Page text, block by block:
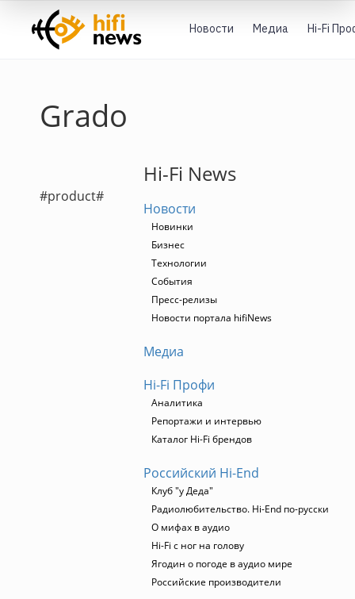
Новости Медиа Hi-Fi
Grado
#product#
Hi-Fi News
Новости
Новинки
Бизнес
Технологии
События
Пресс-релизы
Новости портала hifiNews
Медиа
Hi-Fi Профи
Аналитика
Репортажи и интервью
Каталог Hi-Fi брендов
Российский Hi-End
Клуб "у Деда"
Радиолюбительство. Hi-End по-русски
О мифах в аудио
Hi-Fi с ног на голову
Ягодин о погоде в аудио мире
Российские производители